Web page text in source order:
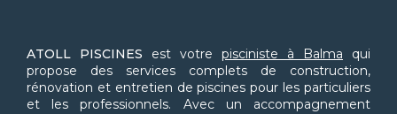
ATOLL PISCINES est votre pisciniste à Balma qui
propose des services complets de construction,
rénovation et entretien de piscines pour les particuliers
et les professionnels. Avec un accompagnement